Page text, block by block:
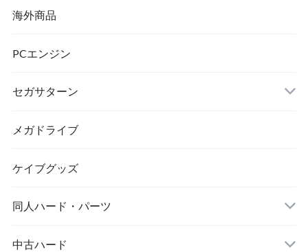
レトロPCが好きな人の毒舌な妹
或隠舎
海外商品
PCエンジン
セガサターン
メガドライブ
ケイブグッズ
同人ハード・パーツ
中古ハード